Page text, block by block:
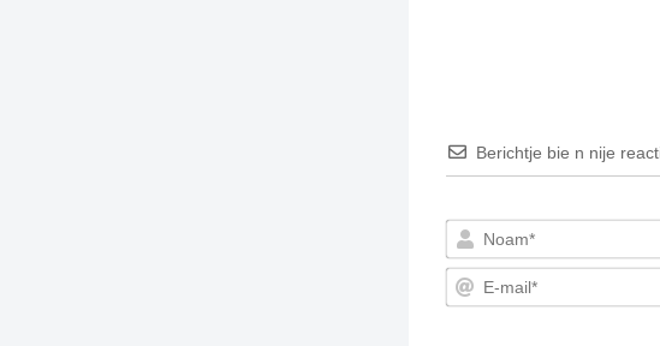
Berichtje bie n nije